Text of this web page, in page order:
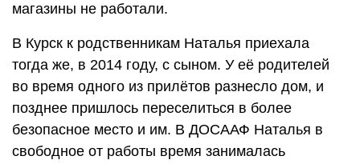
магазины не работали.
В Курск к родственникам Наталья приехала
тогда же, в 2014 году, с сыном. У её родителей
во время одного из прилётов разнесло дом, и
позднее пришлось переселиться в более
безопасное место и им. В ДОСААФ Наталья в
свободное от работы время занималась